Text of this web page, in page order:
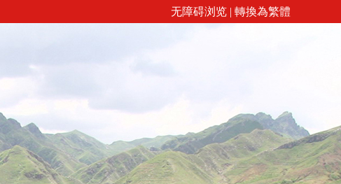
无障碍浏览 | 轉換為繁體